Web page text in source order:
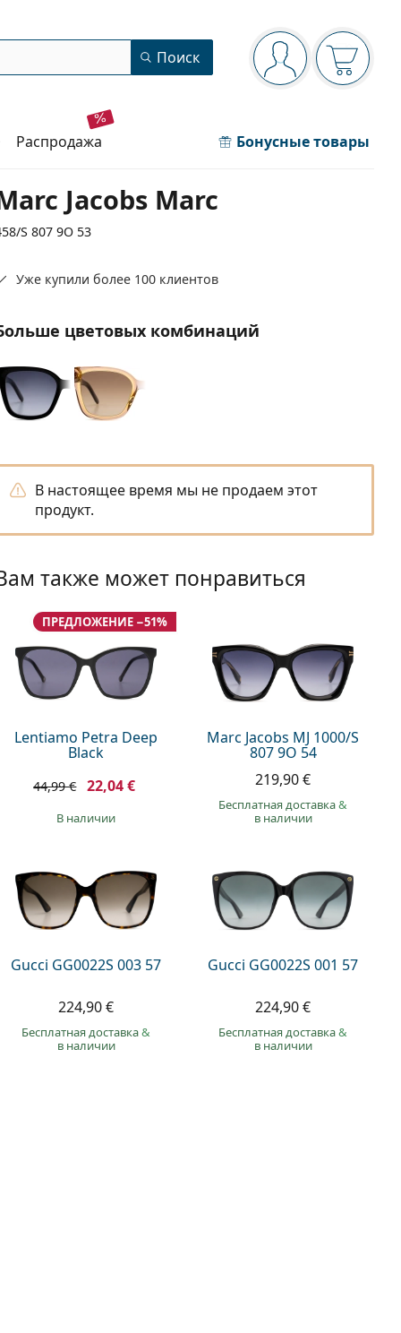
Панель навигации
Вы вошли вВаша
Поиск
распродажа Бонусные товары
Jacobs Marc
S 807 9O 53
Уже купили более 100 клиентов
цветовых комбинаций
В настоящее время мы не продаем этот
продукт.
также может понравиться
Lentiamo Petra Deep
Black
ПРЕДЛОЖЕНИЕ −51%
44,99 € 22,04 €
в наличии
Marc Jacobs MJ 1000/S
807 9O 54
219,90 €
Бесплатная доставка&
в наличии
Gucci GG0022S 003 57
224,90 €
Бесплатная доставка&
в наличии
Gucci GG0022S 001 57
224,90 €
Бесплатная доставка&
в наличии